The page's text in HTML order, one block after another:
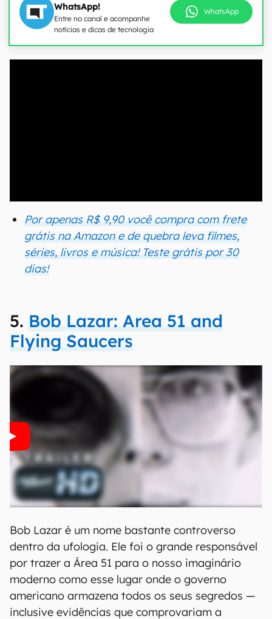
WhatsApp!
Entre no canal e acompanhe
notícias e dicas de tecnologia
WhatsApp
Por apenas R$ 9,90 você compra com frete
grátis na Amazon e de quebra leva filmes,
séries, livros e música! Teste grátis por 30
dias!
5. Bob Lazar: Area 51 and
Flying Saucers
Bob Lazar é um nome bastante controverso
dentro da ufologia. Ele foi o grande responsável
por trazer a Área 51 para o nosso imaginário
moderno como esse lugar onde o governo
americano armazena todos os seus segredos —
inclusive evidências que comprovariam a